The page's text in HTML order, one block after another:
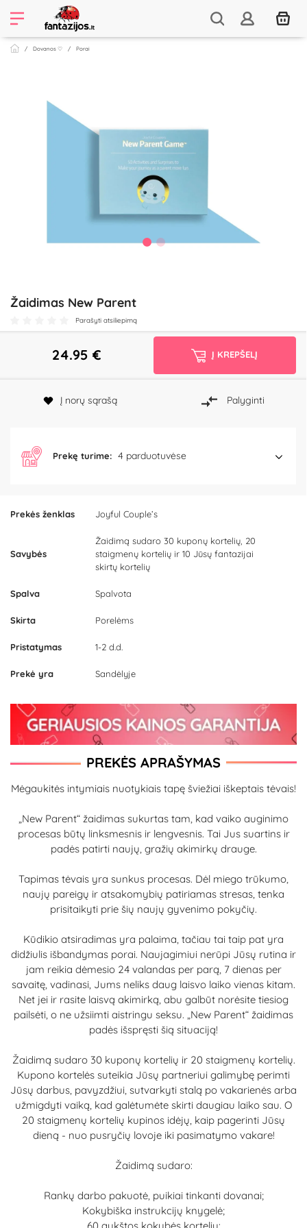
Dovanos ♡ Porai
Žaidimas New Parent
Parašyti atsiliepimą
Prekės ženklas Joyful Couple’s
Savybės
Žaidimą sudaro 30 kuponų kortelių, 20
staigmenų kortelių ir 10 Jūsų fantazijai
skirtų kortelių
Spalva Spalvota
Skirta Porelėms
Pristatymas 1-2 d.d.
Prekė yra Sandėlyje
24.95 € Į KREPŠELĮ
Į norų sąrašą Palyginti
Prekę turime: 4 parduotuvėse
PREKĖS APRAŠYMAS
Mėgaukitės intymiais nuotykiais tapę šviežiai iškeptais tėvais!
„New Parent“ žaidimas sukurtas tam, kad vaiko auginimo
procesas būtų linksmesnis ir lengvesnis. Tai Jus suartins ir
padės patirti naujų, gražių akimirkų drauge.
Tapimas tėvais yra sunkus procesas. Dėl miego trūkumo,
naujų pareigų ir atsakomybių patiriamas stresas, tenka
prisitaikyti prie šių naujų gyvenimo pokyčių.
Kūdikio atsiradimas yra palaima, tačiau tai taip pat yra
didžiulis išbandymas porai. Naujagimiui nerūpi Jūsų rutina ir
jam reikia dėmesio 24 valandas per parą, 7 dienas per
savaitę, vadinasi, Jums neliks daug laisvo laiko vienas kitam.
Net jei ir rasite laisvą akimirką, abu galbūt norėsite tiesiog
pailsėti, o ne užsiimti aistringu seksu. „New Parent“ žaidimas
padės išspręsti šią situaciją!
Žaidimą sudaro 30 kuponų kortelių ir 20 staigmenų kortelių.
Kupono kortelės suteikia Jūsų partneriui galimybę perimti
Jūsų darbus, pavyzdžiui, sutvarkyti stalą po vakarienės arba
užmigdyti vaiką, kad galėtumėte skirti daugiau laiko sau. O
20 staigmenų kortelių kupinos idėjų, kaip pagerinti Jūsų
dieną - nuo pusryčių lovoje iki pasimatymo vakare!
Žaidimą sudaro:
Rankų darbo pakuotė, puikiai tinkanti dovanai;
Kokybiška instrukcijų knygelė;